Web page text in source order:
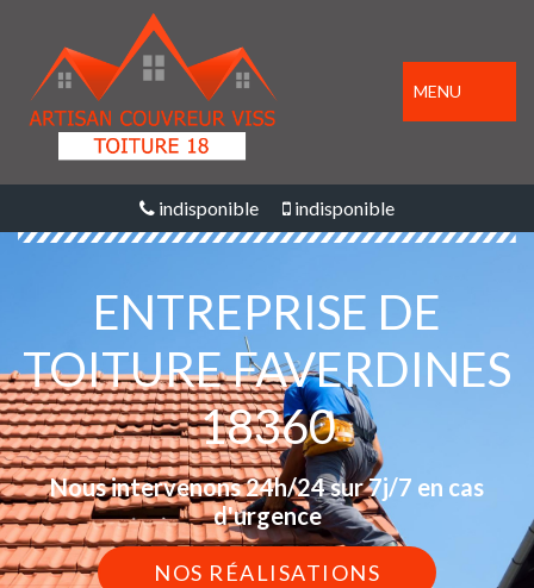
MENU
indisponible indisponible
ENTREPRISE DE
TOITURE FAVERDINES
18360
Nous intervenons 24h/24 sur 7j/7 en cas
d'urgence
NOS RÉALISATIONS